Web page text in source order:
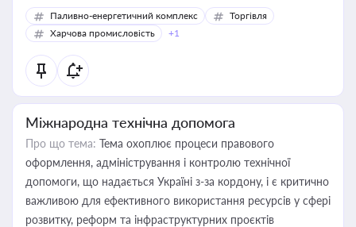
Паливно-енергетичний комплекс
Торгівля
Харчова промисловість
+1
Міжнародна технічна допомога
Про що тема: Тема охоплює процеси правового
оформлення, адміністрування і контролю технічної
допомоги, що надається Україні з-за кордону, і є критично
важливою для ефективного використання ресурсів у сфері
розвитку, реформ та інфраструктурних проєктів